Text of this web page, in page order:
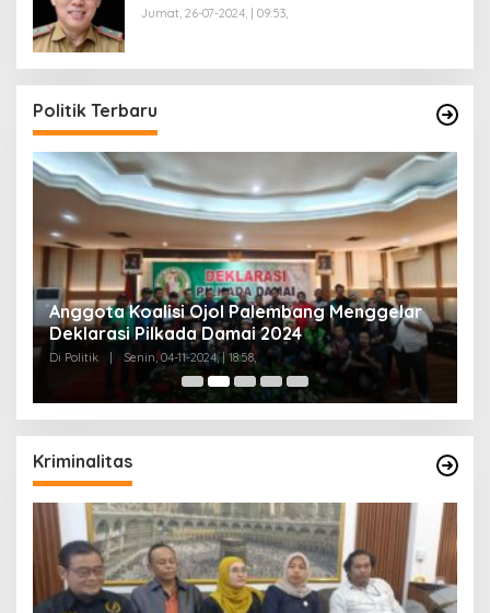
Jumat, 26-07-2024, | 09:53,
Politik Terbaru
Anggota Koalisi Ojol Palembang Menggelar
Deklarasi Pilkada Damai 2024
Di Politik | Senin, 04-11-2024, | 18:58,
Kriminalitas